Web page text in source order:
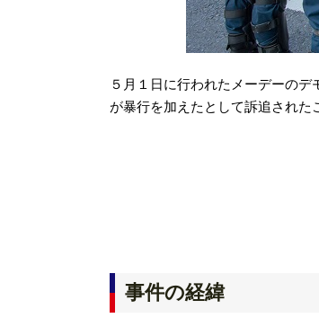
５月１日に行われたメーデーの
が暴行を加えたとして訴追された
事件の経緯